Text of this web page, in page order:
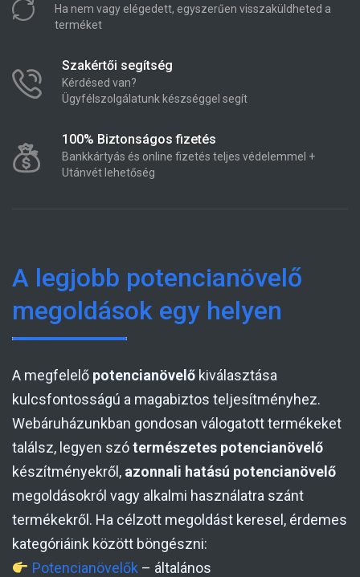
Ha nem vagy elégedett, egyszerűen visszaküldheted a
terméket
Szakértői segítség
Kérdésed van?
Ügyfélszolgálatunk készséggel segít
100% Biztonságos fizetés
Bankkártyás és online fizetés teljes védelemmel +
Utánvét lehetőség
A legjobb potencianövelő
megoldások egy helyen
A megfelelő potencianövelő kiválasztása
kulcsfontosságú a magabiztos teljesítményhez.
Webáruházunkban gondosan válogatott termékeket
találsz, legyen szótermészetes potencianövelő
készítményekről, azonnali hatású potencianövelő
megoldásokról vagy alkalmi használatra szánt
termékekről. Ha célzott megoldást keresel, érdemes
kategóriáink között böngészni:
Potencianövelők – általános